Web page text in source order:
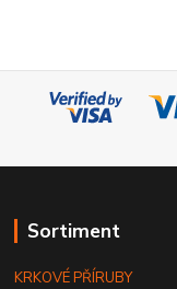
Sortiment
KRKOVÉ PŘÍRUBY